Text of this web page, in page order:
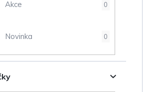
Akce 0
Novinka 0